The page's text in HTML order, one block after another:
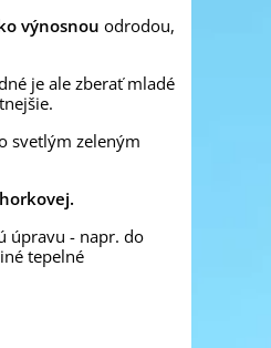
výnosnou odrodou,
je ale zberať mladé
svetlým zeleným
úpravu - napr. do
tepelné